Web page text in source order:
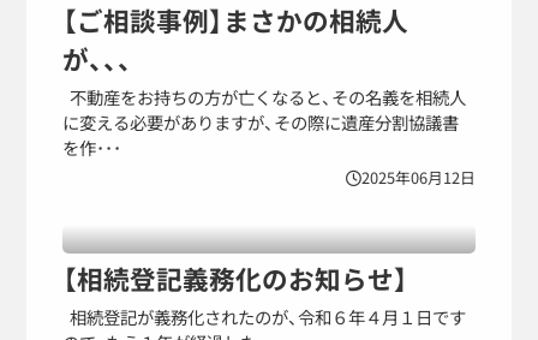
【ご相談事例】まさかの相続人
が、、、
2025年06月12日
不動産をお持ちの方が亡くなると、その名義を相続人
に変える必要がありますが、その際に遺産分割協議書
を作･･･
【相続登記義務化のお知らせ】
相続登記が義務化されたのが、令和６年４月１日です